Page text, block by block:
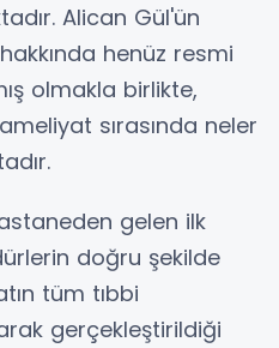
Alican Gül'ün
henüz resmi
olmakla birlikte,
sırasında neler
gelen ilk
doğru şekilde
tüm tıbbi
gerçekleştirildiği